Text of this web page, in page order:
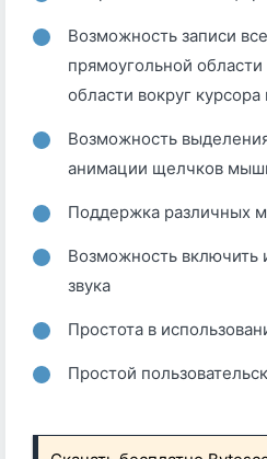
Возможность записи
прямоугольной
области вокруг
Возможность
анимации щелчков
Поддержка различных
Возможность включить
звука
Простота в
Простой